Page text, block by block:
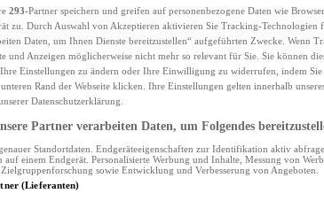
293-Partner speichern und greifen auf personenbezogene Daten wie
zu. Durch Auswahl von Akzeptieren aktivieren Sie Tracking-Technologien
Daten, um Ihnen Dienste bereitzustellen“ aufgeführten Zwecke. Wenn
und Anzeigen möglicherweise nicht mehr so relevant für Sie. Sie können
Einstellungen zu ändern oder Ihre Einwilligung zu widerrufen, indem
Rand der Webseite klicken. Ihre Einstellungen gelten innerhalb
Datenschutzerklärung.
Partner verarbeiten Daten, um Folgendes
Standortdaten. Endgeräteeigenschaften zur Identifikation aktiv
einem Endgerät. Personalisierte Werbung und Inhalte, Messung von
sowie Entwicklung und Verbesserung von Angeboten.
(Lieferanten)